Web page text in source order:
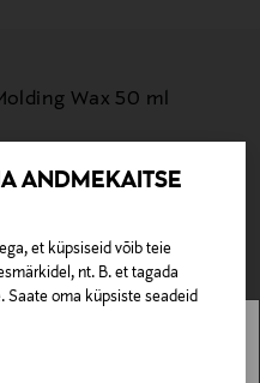
ANDMEKAITSE
et küpsiseid võib teie
nt. B. et tagada
Saate oma küpsiste seadeid
Wax 50 ml
saadaval.